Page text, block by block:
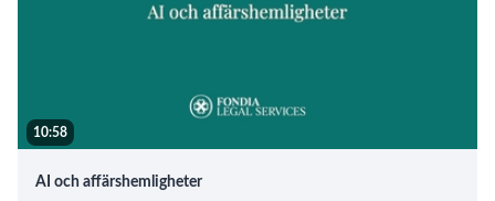
10:58
AI och affärshemligheter